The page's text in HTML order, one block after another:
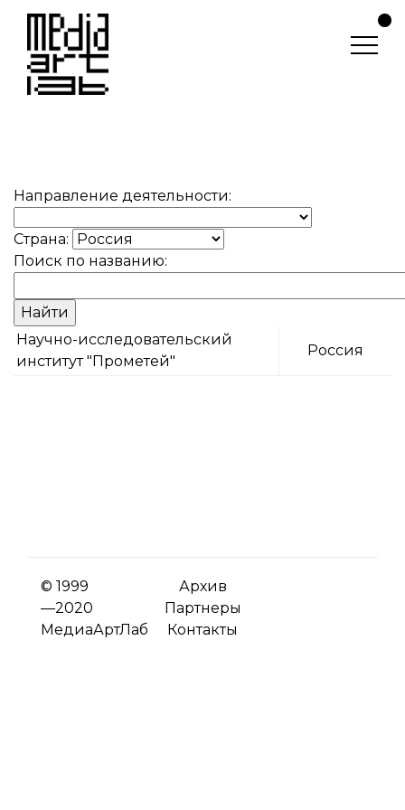
Направление деятельности:
Страна:
Поиск по названию:
Научно-исследовательский
институт "Прометей"
Россия
© 1999
—2020
МедиаАртЛаб
Архив
Партнеры
Контакты